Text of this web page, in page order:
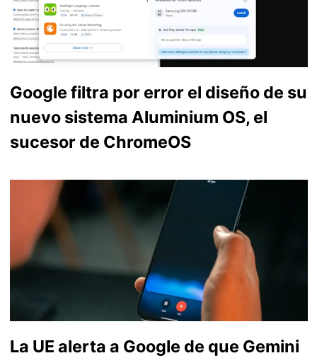
Google filtra por error el diseño de su
nuevo sistema Aluminium OS, el
sucesor de ChromeOS
La UE alerta a Google de que Gemini